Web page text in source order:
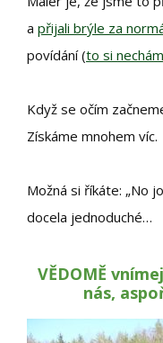
a přijali brýle za
povídání (to si
Když se očím
Získáme mnohem víc.
Možná si říkáte: „No
docela jednoduché…
VĚDOMĚ
nás,